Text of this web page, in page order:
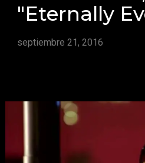
"Eternally
septiembre 21, 2016